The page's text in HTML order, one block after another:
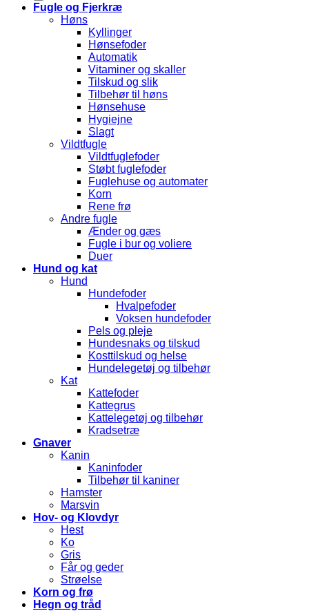
Fugle og Fjerkræ
Høns
Kyllinger
Hønsefoder
Automatik
Vitaminer og skaller
Tilskud og slik
Tilbehør til høns
Hønsehuse
Hygiejne
Slagt
Vildtfugle
Vildtfuglefoder
Støbt fuglefoder
Fuglehuse og automater
Korn
Rene frø
Andre fugle
Ænder og gæs
Fugle i bur og voliere
Duer
Hund og kat
Hund
Hundefoder
Hvalpefoder
Voksen hundefoder
Pels og pleje
Hundesnaks og tilskud
Kosttilskud og helse
Hundelegetøj og tilbehør
Kat
Kattefoder
Kattegrus
Kattelegetøj og tilbehør
Kradsetræ
Gnaver
Kanin
Kaninfoder
Tilbehør til kaniner
Hamster
Marsvin
Hov- og Klovdyr
Hest
Ko
Gris
Får og geder
Strøelse
Korn og frø
Hegn og tråd